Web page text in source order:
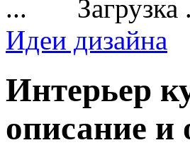
Загрузка
Идеи дизайна
Интерьер
описание и